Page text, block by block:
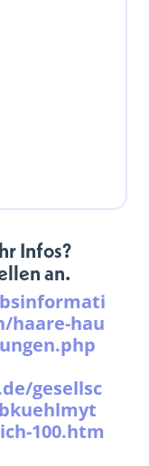
Infos?
an.
haare-hau
gesellsc
100.htm